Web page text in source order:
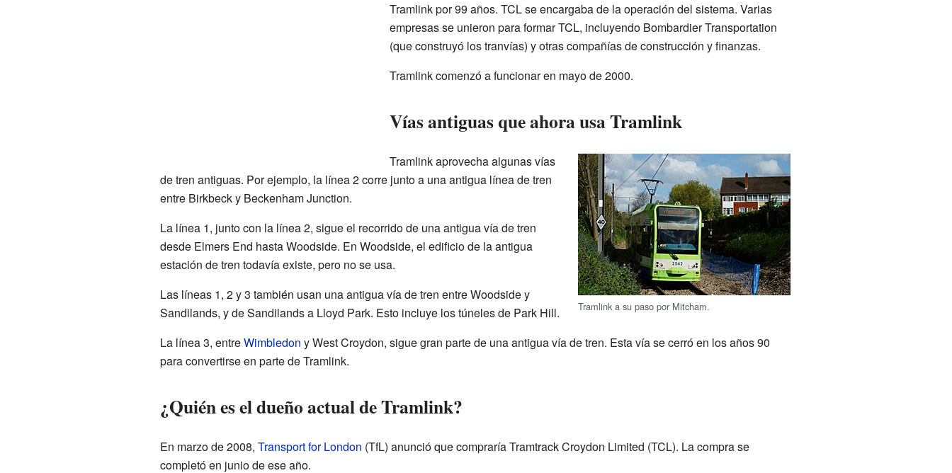
Tramlink por 99 años. TCL se encargaba de la operación del sistema. Varias
empresas se unieron para formar TCL, incluyendo Bombardier Transportation
(que construyó los tranvías) y otras compañías de construcción y finanzas.
Tramlink comenzó a funcionar en mayo de 2000.
Vías antiguas que ahora usa Tramlink
Tramlink a su paso por Mitcham.
Tramlink aprovecha algunas vías
de tren antiguas. Por ejemplo, la línea 2 corre junto a una antigua línea de tren
entre Birkbeck y Beckenham Junction.
La línea 1, junto con la línea 2, sigue el recorrido de una antigua vía de tren
desde Elmers End hasta Woodside. En Woodside, el edificio de la antigua
estación de tren todavía existe, pero no se usa.
Las líneas 1, 2 y 3 también usan una antigua vía de tren entre Woodside y
Sandilands, y de Sandilands a Lloyd Park. Esto incluye los túneles de Park Hill.
La línea 3, entreWimbledon y West Croydon, sigue gran parte de una antigua vía de tren. Esta vía se cerró en los años 90
para convertirse en parte de Tramlink.
¿Quién es el dueño actual de Tramlink?
En marzo de 2008, Transport for London (TfL) anunció que compraría Tramtrack Croydon Limited (TCL). La compra se
completó en junio de ese año.